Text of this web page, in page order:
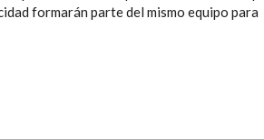
formarán parte del mismo equipo para